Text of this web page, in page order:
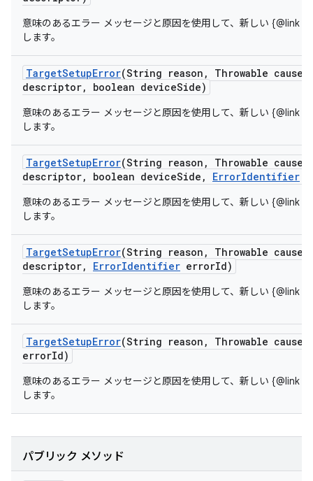
意味のあるエラー メッセージと原因を使用して、新しい {@link
します。
TargetSetupError(String reason , Throwable cause
descriptor, boolean deviceSide)
意味のあるエラー メッセージと原因を使用して、新しい {@link
します。
TargetSetupError(String reason , Throwable cause
descriptor, boolean deviceSide , ErrorIdentifier
意味のあるエラー メッセージと原因を使用して、新しい {@link
します。
TargetSetupError(String reason , Throwable cause
descriptor, ErrorIdentifier errorId)
意味のあるエラー メッセージと原因を使用して、新しい {@link
します。
TargetSetupError(String reason , Throwable cause
errorId)
意味のあるエラー メッセージと原因を使用して、新しい {@link
します。
パブリック メソッド